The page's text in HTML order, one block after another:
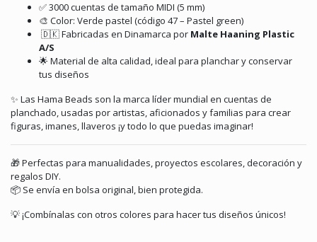
✅ 3000 cuentas de tamaño MIDI (5 mm)
🎨 Color: Verde pastel (código 47 – Pastel green)
🇩🇰 Fabricadas en Dinamarca por Malte Haaning Plastic
A/S
🌟 Material de alta calidad, ideal para planchar y conservar
tus diseños
✨ Las Hama Beads son la marca líder mundial en cuentas de
planchado, usadas por artistas, aficionados y familias para crear
figuras, imanes, llaveros ¡y todo lo que puedas imaginar!
🎁 Perfectas para manualidades, proyectos escolares, decoración y
regalos DIY.
📦 Se envía en bolsa original, bien protegida.
💡 ¡Combínalas con otros colores para hacer tus diseños únicos!